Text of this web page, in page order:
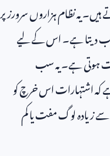
ہیں۔ یہ نظام ہزاروں سرورز پر
دیتا ہے۔ اس کے لیے
ہوتی ہے۔ یہ سب
کہ اشتہارات اس خرچ کو
سے زیادہ لوگ مفت یا کم